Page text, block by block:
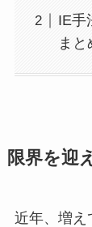
IE手
まと
限界を迎
近年、増え